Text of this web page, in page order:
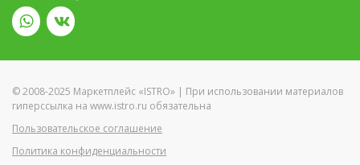
© 2008-2025 Маркетплейс «ISTRO» | При использовании материалов
гиперссылка на www.istro.ru обязательна
Пользовательское соглашение
Политика конфиденциальности